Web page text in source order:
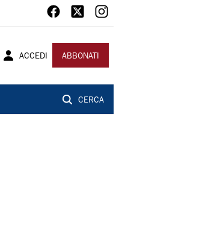
ACCEDI ABBONATI
CERCA